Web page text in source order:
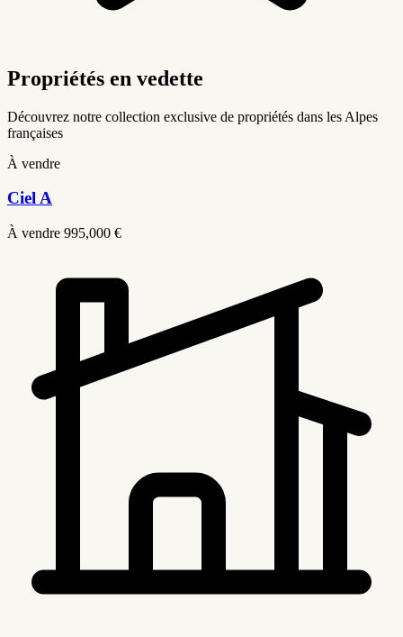
Propriétés en vedette
Découvrez notre collection exclusive de propriétés dans les Alpes
françaises
À vendre
Ciel A
À vendre 995,000 €